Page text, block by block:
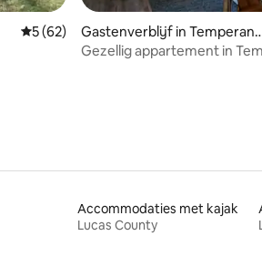
Gemiddelde beoordeling van 5 op 5,
5 (62)
Gastenverblijf in Temperanc
e
Gezellig appartement in
Accommodaties met kajak
Lucas County